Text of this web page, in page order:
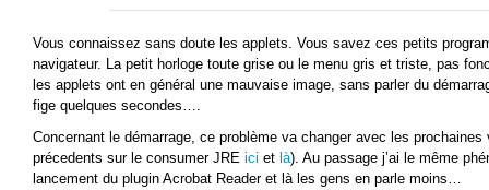
Vous connaissez sans doute les applets. Vous savez ces petits
navigateur. La petit horloge toute grise ou le menu gris et triste, pas
les applets ont en général une mauvaise image, sans parler du
fige quelques secondes….
Concernant le démarrage, ce problème va changer avec les
précedents sur le consumer JRE ici et là). Au passage j’ai le même
lancement du plugin Acrobat Reader et là les gens en parle moins…